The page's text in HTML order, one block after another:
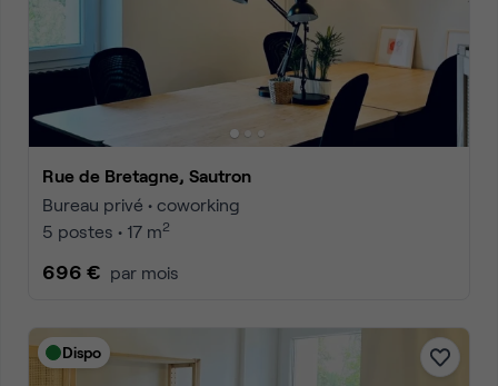
Rue de Bretagne, Sautron
Bureau privé • coworking
5 postes • 17 m2
696 € par mois
Dispo